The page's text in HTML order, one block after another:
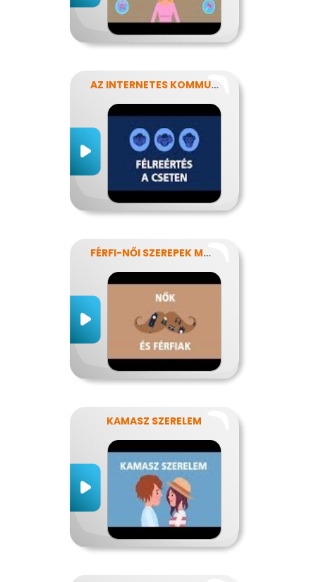
AZ INTERNETES KOMMUNIKÁCIÓ NÉHÁNY SAJÁTOSSÁGA
FÉRFI-NŐI SZEREPEK MODERN SZEMMEL
KAMASZ SZERELEM